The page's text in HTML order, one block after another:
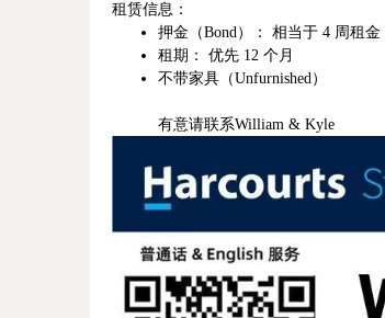
租赁信息：
押金（Bond）： 相当于 4 周租金
租期： 优先 12 个月
不带家具（Unfurnished）
有意请联系William & Kyle